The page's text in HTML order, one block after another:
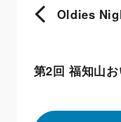
Oldies
第2回 福知山